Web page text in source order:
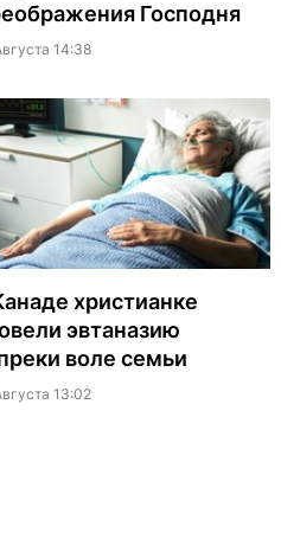
Господня
14:38
христианке
эвтаназию
воле семьи
13:02